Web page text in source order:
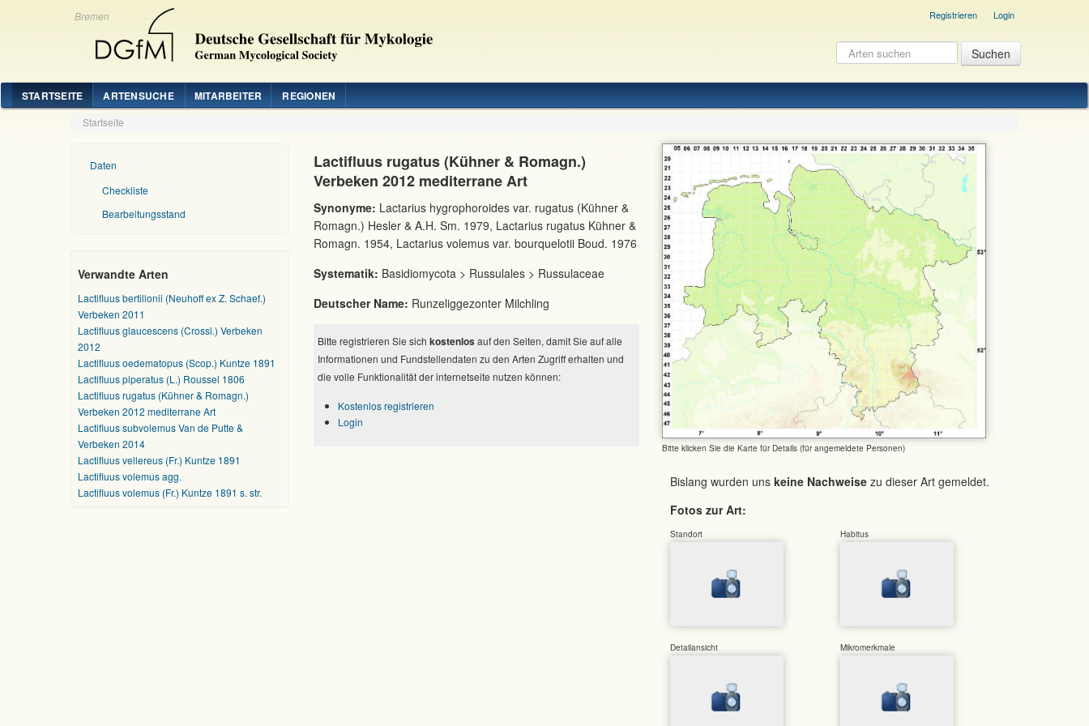
Bremen Registrieren Login
STARTSEITE ARTENSUCHE MITARBEITER REGIONEN
Startseite
Daten
Checkliste
Bearbeitungsstand
Verwandte Arten
Lactifluus bertillonii (Neuhoff ex Z. Schaef.)
Verbeken 2011
Lactifluus glaucescens (Crossl.) Verbeken
2012
Lactifluus oedematopus (Scop.) Kuntze 1891
Lactifluus piperatus (L.) Roussel 1806
Lactifluus rugatus (Kühner & Romagn.)
Verbeken 2012 mediterrane Art
Lactifluus subvolemus Van de Putte &
Verbeken 2014
Lactifluus vellereus (Fr.) Kuntze 1891
Lactifluus volemus agg.
Lactifluus volemus (Fr.) Kuntze 1891 s. str.
Bitte klicken Sie die Karte für Details (für angemeldete Personen)
Bislang wurden uns keine Nachweise zu dieser Art gemeldet.
Fotos zur Art:
Standort Habitus
Detailansicht Mikromerkmale
Lactifluus rugatus (Kühner & Romagn.)
Verbeken 2012 mediterrane Art
Synonyme: Lactarius hygrophoroides var. rugatus (Kühner &
Romagn.) Hesler & A.H. Sm. 1979, Lactarius rugatus Kühner &
Romagn. 1954, Lactarius volemus var. bourquelotii Boud. 1976
Systematik: Basidiomycota > Russulales > Russulaceae
Deutscher Name: Runzeliggezonter Milchling
Bitte registrieren Sie sich kostenlos auf den Seiten, damit Sie auf alle
Informationen und Fundstellendaten zu den Arten Zugriff erhalten und
die volle Funktionalität der internetseite nutzen können:
Kostenlos registrieren
Login